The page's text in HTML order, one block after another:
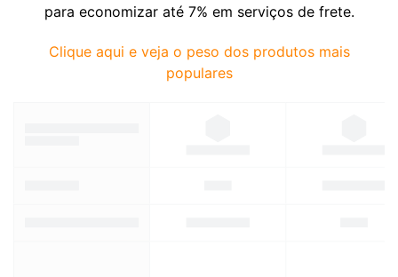
para economizar até 7% em serviços de frete.
Clique aqui e veja o peso dos produtos mais
populares